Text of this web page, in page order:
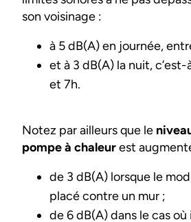
son voisinage :
à 5 dB(A) en journée,
et à 3 dB(A) la nuit,
et 7h.
Notez par ailleurs que le
pompe à chaleurest
de 3 dB(A) lorsque le
placé contre un mur ;
de 6 dB(A) dans le cas